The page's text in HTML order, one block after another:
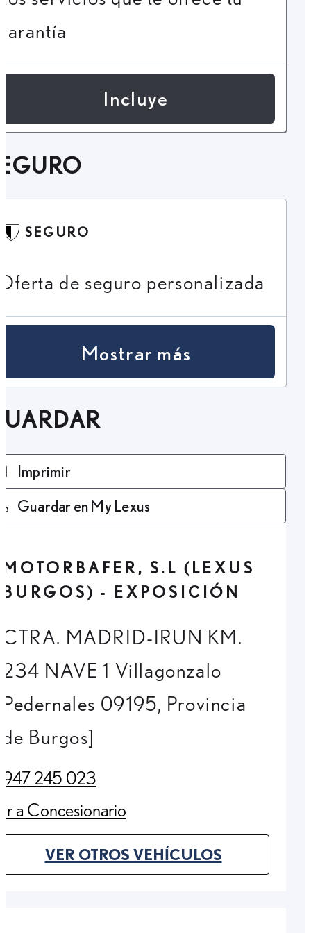
Incluye
SEGURO
de seguro personalizada
Mostrar más
Imprimir
Guardar en My Lexus
MOTORBAFER, S.L (LEXUS
BURGOS) - EXPOSICIÓN
CTRA. MADRID-IRUN KM.
234 NAVE 1 Villagonzalo
Pedernales 09195, Provincia
de Burgos]
947 245 023
(Opens in new tab)
Ir a Concesionario
(Opens in new tab)
VER OTROS VEHÍCULOS
(OPENS IN NEW TAB)